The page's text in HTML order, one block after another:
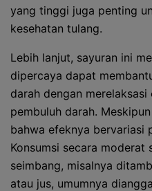
yang tinggi juga penting
kesehatan tulang.
Lebih lanjut, sayuran ini
dipercaya dapat
darah dengan
pembuluh darah.
bahwa efeknya bervariasi
Konsumsi secara
seimbang, misalnya
atau jus, umumnya